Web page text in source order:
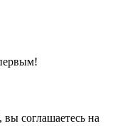
соглашаетесь на